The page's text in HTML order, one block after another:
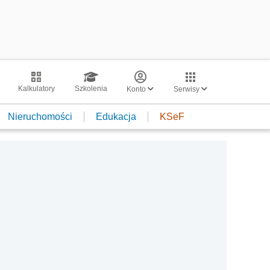
Kalkulatory Szkolenia Konto Serwisy
Nieruchomości Edukacja KSeF